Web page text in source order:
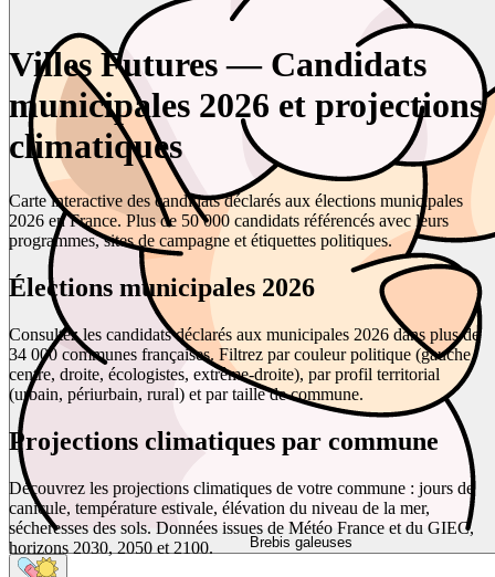
Brebis galeuses
Villes Futures — Candidats
municipales 2026 et projections
climatiques
Carte interactive des candidats déclarés aux élections municipales
2026 en France. Plus de 50 000 candidats référencés avec leurs
programmes, sites de campagne et étiquettes politiques.
Élections municipales 2026
Consultez les candidats déclarés aux municipales 2026 dans plus de
34 000 communes françaises. Filtrez par couleur politique (gauche,
centre, droite, écologistes, extrême-droite), par profil territorial
(urbain, périurbain, rural) et par taille de commune.
Projections climatiques par commune
Découvrez les projections climatiques de votre commune : jours de
canicule, température estivale, élévation du niveau de la mer,
sécheresses des sols. Données issues de Météo France et du GIEC,
horizons 2030, 2050 et 2100.